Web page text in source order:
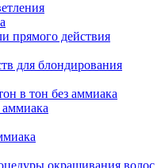
прямого действия
для блондирования
в тон без аммиака
окрашивания волос